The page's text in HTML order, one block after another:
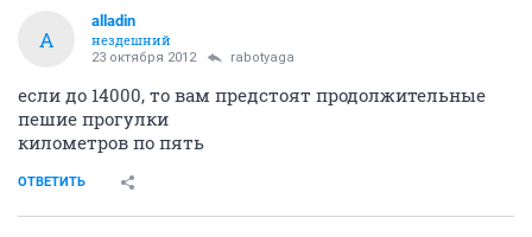
A
alladin
нездешний
23 октября 2012 rabotyaga
если до 14000, то вам предстоят продолжительные
пешие прогулки
километров по пять
ОТВЕТИТЬ